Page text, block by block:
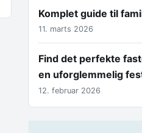
Komplet guide til
11. marts 2026
Find det perfekte
en uforglemmelig
12. februar 2026